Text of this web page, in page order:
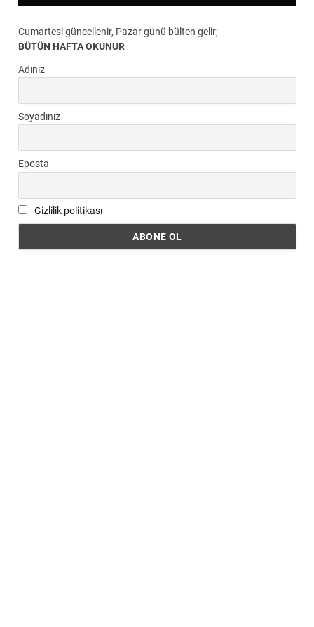
Cumartesi güncellenir, Pazar günü bülten gelir;
BÜTÜN HAFTA OKUNUR
Adınız
Soyadınız
Eposta
Gizlilik politikası